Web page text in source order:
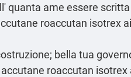
quanta ame essere
roaccutan isotrex
bella tua
roaccutan